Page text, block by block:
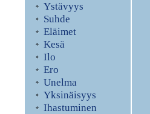
Ystävyys
Suhde
Eläimet
Kesä
Ilo
Ero
Unelma
Yksinäisyys
Ihastuminen